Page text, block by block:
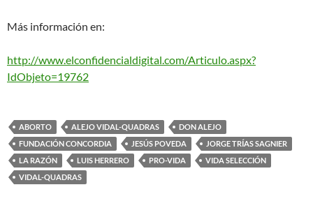
Más información en:
http://www.elconfidencialdigital.com/Articulo.aspx?
IdObjeto=19762
ABORTO ALEJO VIDAL-QUADRAS
DON ALEJO
FUNDACIÓN CONCORDIA
JESÚS POVEDA
JORGE TRÍAS SAGNIER
LA RAZÓN
LUIS HERRERO PRO-VIDA
VIDA SELECCIÓN
VIDAL-QUADRAS